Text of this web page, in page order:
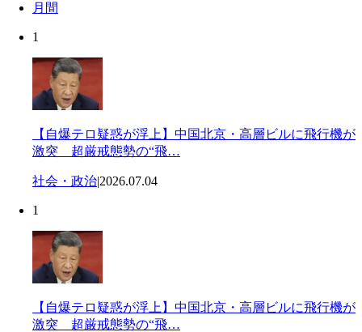
月間
1
【自爆テロ疑惑が浮上】中国北京・高層ビルに飛行機が
激突 超厳戒態勢の“飛…
社会・政治|2026.07.04
1
【自爆テロ疑惑が浮上】中国北京・高層ビルに飛行機が
激突 超厳戒態勢の“飛…